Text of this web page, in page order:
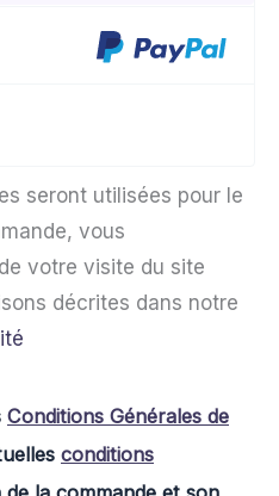
seront utilisées pour le
vous
votre visite du site
décrites dans notre
Conditions Générales de
conditions